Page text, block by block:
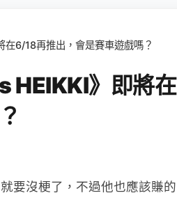
6/18再推出，會是賽車遊戲嗎？
HEIKKI》即將在
要沒梗了，不過他也應該賺的